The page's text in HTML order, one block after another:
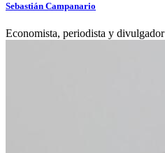
Sebastián Campanario
Economista, periodista y divulgador